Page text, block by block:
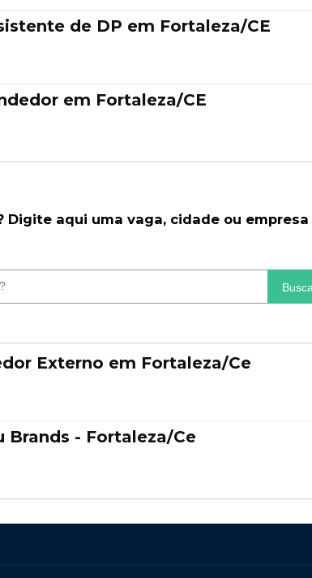
de DP em Fortaleza/CE
em Fortaleza/CE
Digite aqui uma vaga, cidade ou empresa
Externo em Fortaleza/Ce
Brands - Fortaleza/Ce